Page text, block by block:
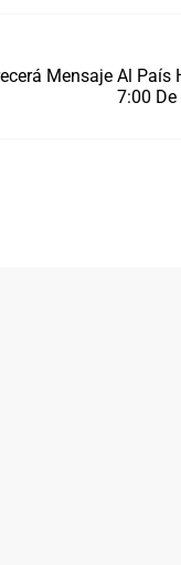
Mensaje Al País
7:00